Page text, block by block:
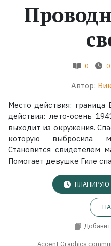
Серии
0 0
Автор:
Место действия: граница
действия: лето-осень
выходит из окружения.
которую выбросила
Становится свидетелем
Помогает девушке Гиле
ПЛАНИРУЮ
Accent Graphics